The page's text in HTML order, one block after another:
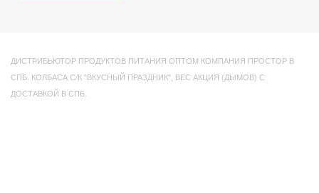
ДИСТРИБЬЮТОР ПРОДУКТОВ ПИТАНИЯ ОПТОМ КОМПАНИЯ ПРОСТОР В
СПБ. КОЛБАСА С/К "ВКУСНЫЙ ПРАЗДНИК" ВЕС АКЦИЯ (ДЫМОВ) С
ДОСТАВКОЙ В СПБ.